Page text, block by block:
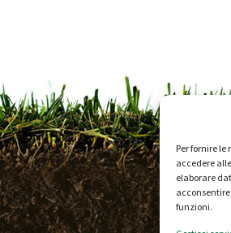
Per fornire
accedere
elaborare
funzioni.